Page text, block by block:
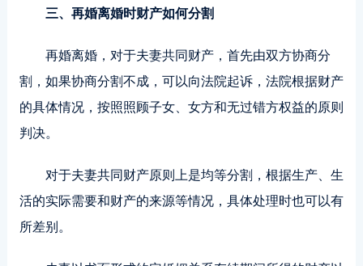
三、再婚离婚时财产如何分割
再婚离婚，对于夫妻共同财产，首先由双方协商分
割，如果协商分割不成，可以向法院起诉，法院根据财产
的具体情况，按照照顾子女、女方和无过错方权益的原则
判决。
对于夫妻共同财产原则上是均等分割，根据生产、生
活的实际需要和财产的来源等情况，具体处理时也可以有
所差别。